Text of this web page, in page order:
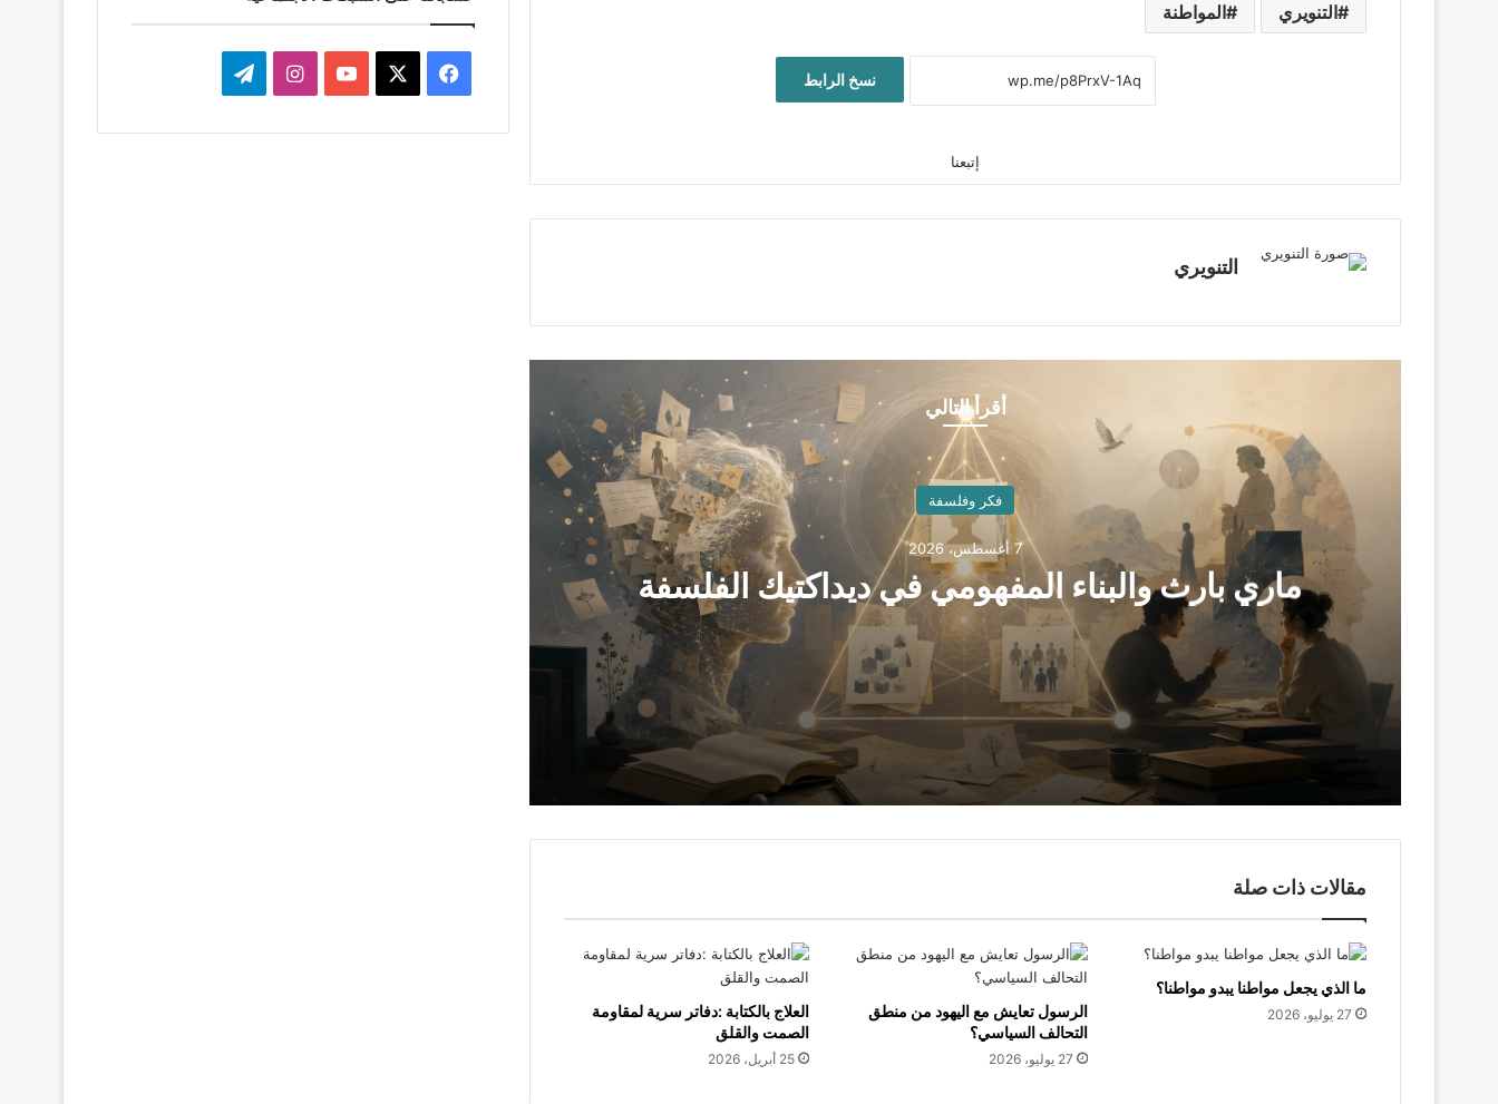
التنويري المواطنة
نسخ الرابط
إتبعنا
التنويري
أقرأ التالي
فكر وفلسفة
7 أغسطس، 2026
ماري بارث والبناء المفهومي في ديداكتيك الفلسفة
ماري بارث والبناء المفهومي في ديداكتيك الفلسفة
بين مهدي عاملو مالك بن نبي.. الكتابة هي تَمَلُّكٌ للواقع التّاريخي
اليسار واختراق القلعة الرقمية للرأسمالية
مقالات ذات صلة
ما الذي يجعل مواطنا يبدو مواطنا؟
27 يوليو، 2026
الرسول تعايش مع اليهود من منطق
التحالف السياسي؟
27 يوليو، 2026
العلاج بالكتابة :دفاتر سرية لمقاومة
الصمت والقلق
25 أبريل، 2026
ا